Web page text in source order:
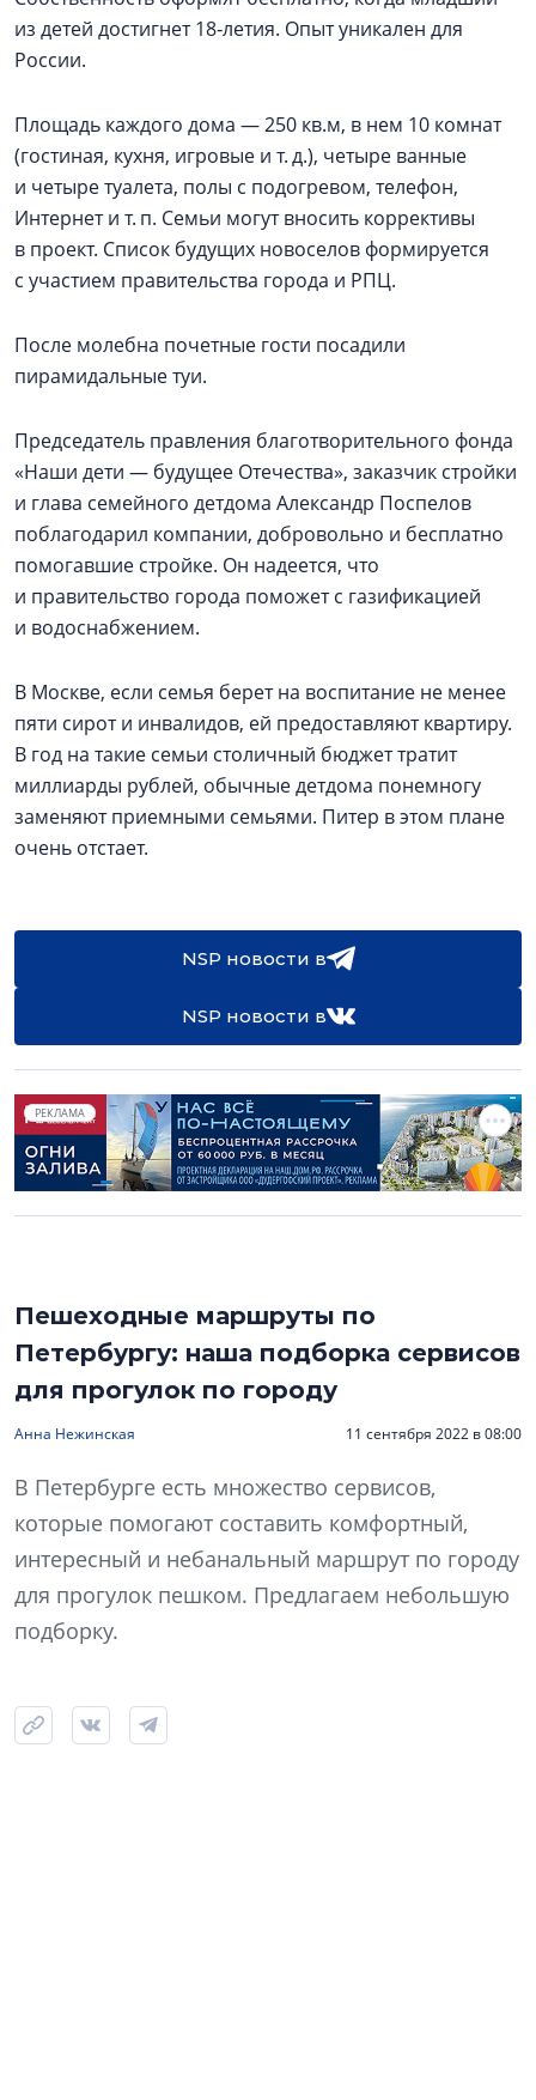
из детей достигнет 18‑летия. Опыт уникален для
России.
Площадь каждого дома — 250 кв.м, в нем 10 комнат
(гостиная, кухня, игровые и т. д.), четыре ванные
и четыре туалета, полы с подогревом, телефон,
Интернет и т. п. Семьи могут вносить коррективы
в проект. Список будущих новоселов формируется
с участием правительства города и РПЦ.
После молебна почетные гости посадили
пирамидальные туи.
Председатель правления благотворительного фонда
«Наши дети — будущее Отечества», заказчик стройки
и глава семейного детдома Александр Поспелов
поблагодарил компании, добровольно и бесплатно
помогавшие стройке. Он надеется, что
и правительство города поможет с газификацией
и водоснабжением.
В Москве, если семья берет на воспитание не менее
пяти сирот и инвалидов, ей предоставляют квартиру.
В год на такие семьи столичный бюджет тратит
миллиарды рублей, обычные детдома понемногу
заменяют приемными семьями. Питер в этом плане
очень отстает.
NSP новости в
NSP новости в
РЕКЛАМА
Пешеходные маршруты по
Петербургу: наша подборка сервисов
для прогулок по городу
Анна Нежинская 11 сентября 2022 в 08:00
В Петербурге есть множество сервисов,
которые помогают составить комфортный,
интересный и небанальный маршрут по городу
для прогулок пешком. Предлагаем небольшую
подборку.